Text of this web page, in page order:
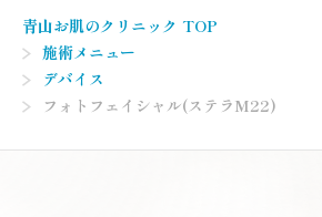
青山お肌のクリニック TOP
施術メニュー
デバイス
フォトフェイシャル(ステラM22)